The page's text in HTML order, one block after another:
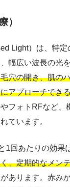
）
Light）は、特
幅広い波長の光
穴の開き、肌の
アプローチでき
フォトRFなど、
ています。
1回あたりの効果
、定期的なメン
あります。赤み